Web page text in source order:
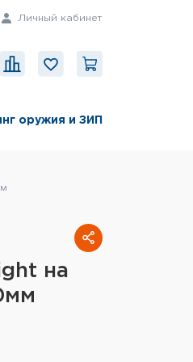
Личный кабинет
оружия и ЗИП
на